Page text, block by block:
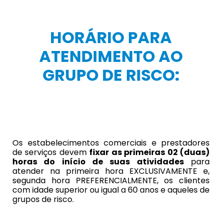
HORÁRIO PARA
ATENDIMENTO AO
GRUPO DE RISCO:
Os estabelecimentos comerciais e prestadores
de serviços devem fixar as primeiras 02 (duas)
horas do início de suas atividadespara
atender na primeira hora EXCLUSIVAMENTE e,
segunda hora PREFERENCIALMENTE, os clientes
com idade superior ou igual a 60 anos e aqueles de
grupos de risco.